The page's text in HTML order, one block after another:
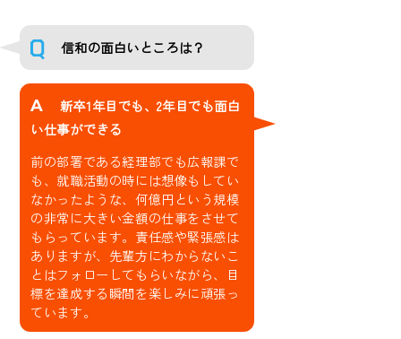
信和の面白いところは？
A
新卒1年目でも、2年目でも面白
い仕事ができる
前の部署である経理部でも広報課で
も、就職活動の時には想像もしてい
なかったような、何億円という規模
の非常に大きい金額の仕事をさせて
もらっています。責任感や緊張感は
ありますが、先輩方にわからないこ
とはフォローしてもらいながら、目
標を達成する瞬間を楽しみに頑張っ
ています。